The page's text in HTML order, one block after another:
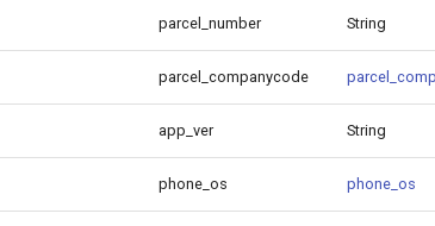
parcel_number String
parcel_companycode
app_ver String
phone_os phone_os